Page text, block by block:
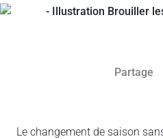
Partage
Le changement de saison